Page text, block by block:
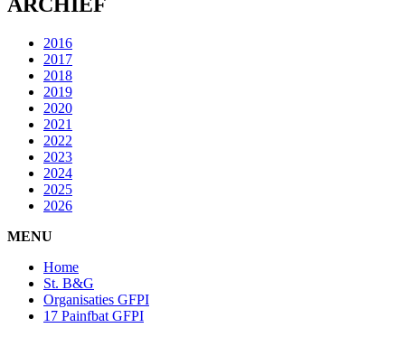
2016
2017
2018
2019
2020
2021
2022
2023
2024
2025
2026
MENU
Home
St. B&G
Organisaties GFPI
17 Painfbat GFPI